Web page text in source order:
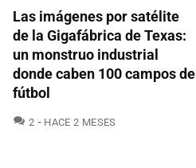
Las imágenes por satélite
de la Gigafábrica de Texas:
un monstruo industrial
donde caben 100 campos de
fútbol
2 COMENTARIOS
HACE 2 MESES